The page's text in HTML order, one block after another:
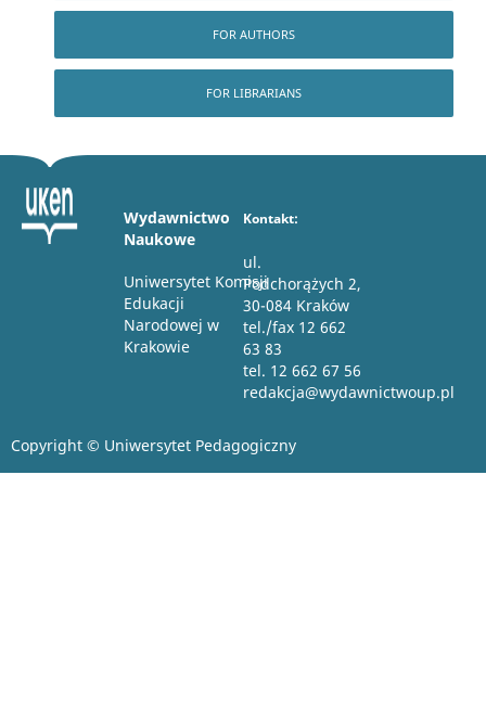
FOR AUTHORS
FOR LIBRARIANS
Wydawnictwo
Naukowe
Uniwersytet Komisji
Edukacji
Narodowej w
Krakowie
Kontakt:
ul.
Podchorążych 2,
30-084 Kraków
tel./fax 12 662
63 83
tel. 12 662 67 56
redakcja@wydawnictwoup.pl
Copyright © Uniwersytet Pedagogiczny